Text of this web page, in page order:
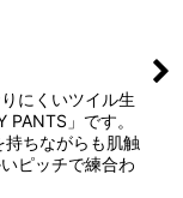
にくいツイル生
」です。
持ちながらも肌触
ピッチで練合わ